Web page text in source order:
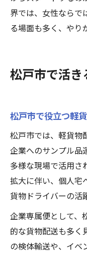
界では、女性ならで
る場面も多く、やり
松戸市で活
松戸市で役立つ軽
松戸市では、軽貨物
企業へのサンプル品
多様な現場で活用さ
拡大に伴い、個人宅
貨物ドライバーの活
企業専属便として、
的な貨物配送も多く
の検体輸送や、イベ